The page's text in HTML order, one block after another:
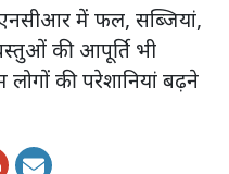
में फल, सब्जियां,
की आपूर्ति भी
की परेशानियां बढ़ने